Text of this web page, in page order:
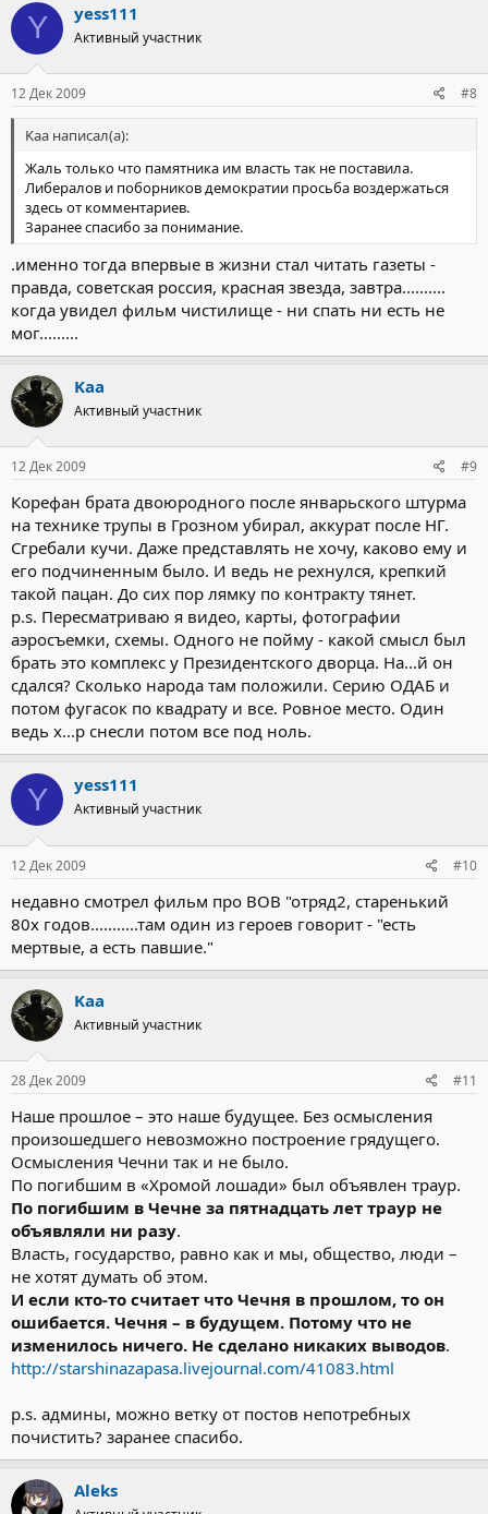
Y yess111
Активный участник
12 Дек 2009 #8
Kaa написал(а):
Жаль только что памятника им власть так не поставила.
Либералов и поборников демократии просьба воздержаться
здесь от комментариев.
Заранее спасибо за понимание.
.именно тогда впервые в жизни стал читать газеты -
правда, советская россия, красная звезда, завтра..........
когда увидел фильм чистилище - ни спать ни есть не
мог.........
Kaa
Активный участник
12 Дек 2009 #9
Корефан брата двоюродного после январьского штурма
на технике трупы в Грозном убирал, аккурат после НГ.
Сгребали кучи. Даже представлять не хочу, каково ему и
его подчиненным было. И ведь не рехнулся, крепкий
такой пацан. До сих пор лямку по контракту тянет.
p.s. Пересматриваю я видео, карты, фотографии
аэросъемки, схемы. Одного не пойму - какой смысл был
брать это комплекс у Президентского дворца. На...й он
сдался? Сколько народа там положили. Серию ОДАБ и
потом фугасок по квадрату и все. Ровное место. Один
ведь х...р снесли потом все под ноль.
Y yess111
Активный участник
12 Дек 2009 #10
недавно смотрел фильм про ВОВ "отряд2, старенький
80х годов...........там один из героев говорит - "есть
мертвые, а есть павшие."
Kaa
Активный участник
28 Дек 2009 #11
Наше прошлое – это наше будущее. Без осмысления
произошедшего невозможно построение грядущего.
Осмысления Чечни так и не было.
По погибшим в «Хромой лошади» был объявлен траур.
По погибшим в Чечне за пятнадцать лет траур не
объявляли ни разу.
Власть, государство, равно как и мы, общество, люди –
не хотят думать об этом.
И если кто-то считает что Чечня в прошлом, то он
ошибается. Чечня – в будущем. Потому что не
изменилось ничего. Не сделано никаких выводов.
http://starshinazapasa.livejournal.com/41083.html
p.s. админы, можно ветку от постов непотребных
почистить? заранее спасибо.
Aleks